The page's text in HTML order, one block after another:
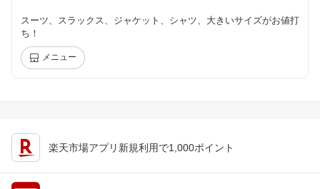
スーツ、スラックス、ジャケット、シャツ、大きいサイズがお値打
ち！
メニュー
楽天市場アプリ新規利用で1,000ポイント